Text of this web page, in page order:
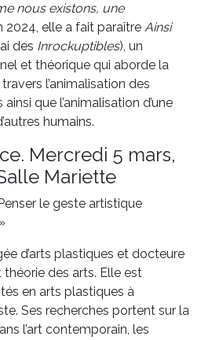
nous existons, une
2024, elle a fait paraître Ainsi
des Inrockuptibles), un
et théorique qui aborde la
l’animalisation des
que l’animalisation d’une
humains.
Mercredi 5 mars,
Mariette
le geste artistique
d’arts plastiques et docteure
théorie des arts. Elle est
en arts plastiques à
Ses recherches portent sur la
l’art contemporain, les